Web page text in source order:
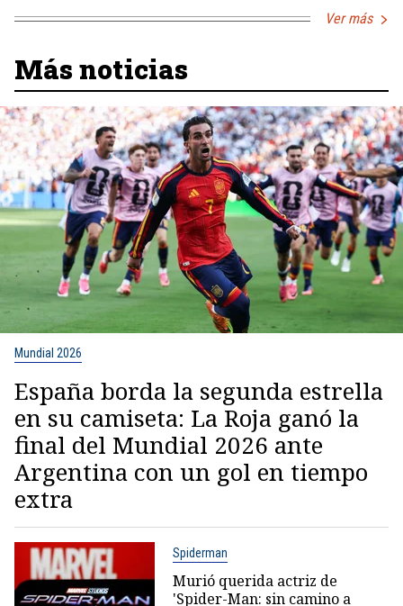
Ver más
Más noticias
Mundial 2026
España borda la segunda estrella
en su camiseta: La Roja ganó la
final del Mundial 2026 ante
Argentina con un gol en tiempo
extra
Spiderman
Murió querida actriz de
'Spider-Man: sin camino a